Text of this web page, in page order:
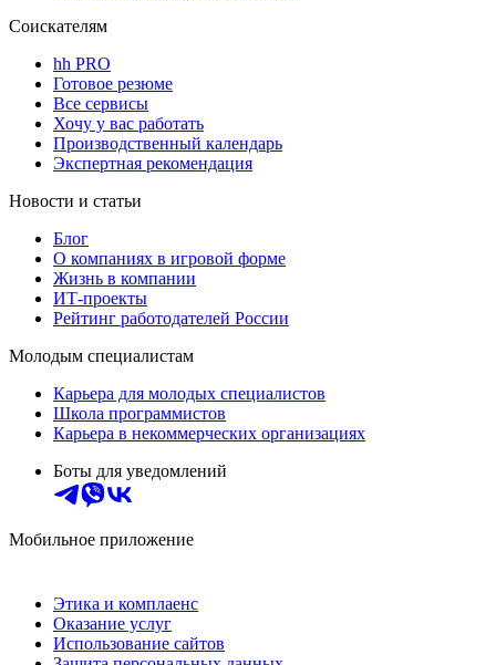
Соискателям
hh PRO
Готовое резюме
Все сервисы
Хочу у вас работать
Производственный календарь
Экспертная рекомендация
Новости и статьи
Блог
О компаниях в игровой форме
Жизнь в компании
ИТ-проекты
Рейтинг работодателей России
Молодым специалистам
Карьера для молодых специалистов
Школа программистов
Карьера в некоммерческих организациях
Боты для уведомлений
Мобильное приложение
Этика и комплаенс
Оказание услуг
Использование сайтов